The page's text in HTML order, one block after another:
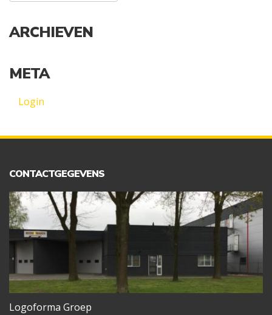
ARCHIEVEN
META
Login
CONTACTGEGEVENS
Logoforma Groep